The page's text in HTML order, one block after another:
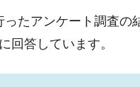
国の公務員個人をターゲッ
ったアンケート調査の
回答しています。